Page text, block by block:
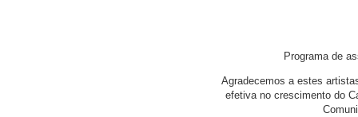
Programa de
Agradecemos a estes
efetiva no crescimento do